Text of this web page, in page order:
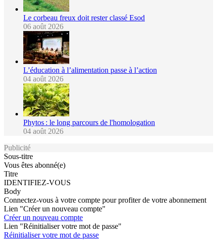
Le corbeau freux doit rester classé Esod
06 août 2026
L’éducation à l’alimentation passe à l’action
04 août 2026
Phytos : le long parcours de l'homologation
04 août 2026
Publicité
Sous-titre
Vous êtes abonné(e)
Titre
IDENTIFIEZ-VOUS
Body
Connectez-vous à votre compte pour profiter de votre abonnement
Lien "Créer un nouveau compte"
Créer un nouveau compte
Lien "Réinitialiser votre mot de passe"
Réinitialiser votre mot de passe